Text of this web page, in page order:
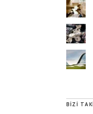
BIZI